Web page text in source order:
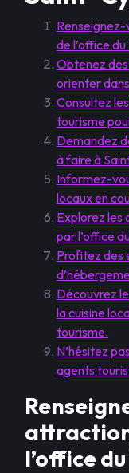
de l’office
Obtenez
orienter
Consultez
tourisme
Demandez
à faire à
Informez-
locaux en
Explorez les
par l’office
Profitez des
Découvrez
la cuisine
tourisme.
N’hésitez
agents
l’office